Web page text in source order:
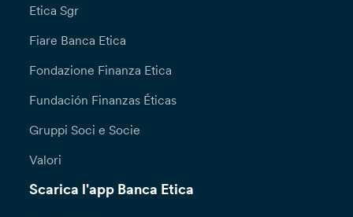
Etica Sgr
Fiare Banca Etica
Fondazione Finanza Etica
Fundación Finanzas Éticas
Gruppi Soci e Socie
Valori
Scarica l'app Banca Etica